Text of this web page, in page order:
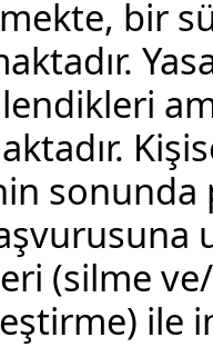
bir
sonunda
(silme
ile